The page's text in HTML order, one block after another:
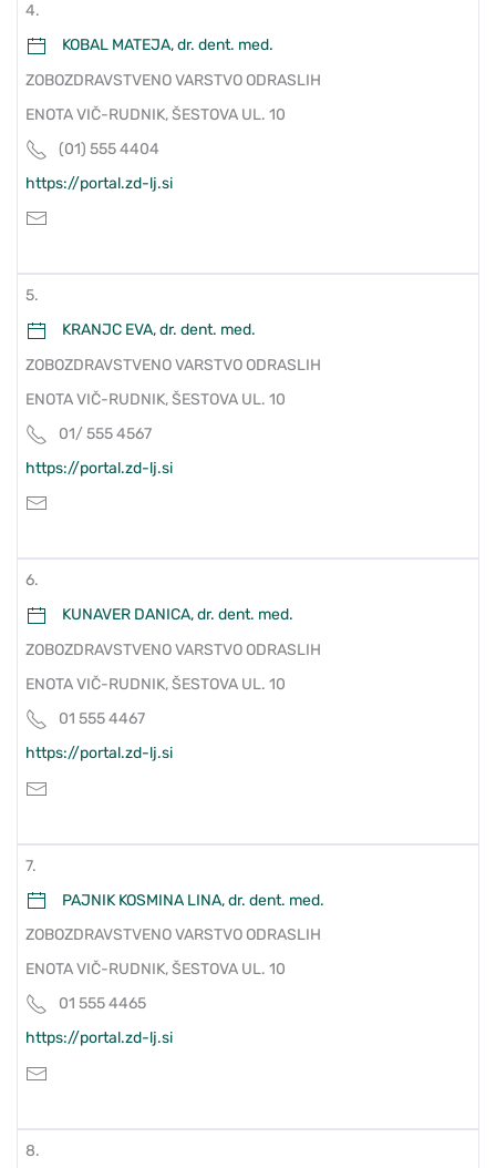
4.
KOBAL MATEJA, dr. dent. med.
ZOBOZDRAVSTVENO VARSTVO ODRASLIH
ENOTA VIČ-RUDNIK, ŠESTOVA UL. 10
(01) 555 4404
https://portal.zd-lj.si
5.
KRANJC EVA, dr. dent. med.
ZOBOZDRAVSTVENO VARSTVO ODRASLIH
ENOTA VIČ-RUDNIK, ŠESTOVA UL. 10
01/ 555 4567
https://portal.zd-lj.si
6.
KUNAVER DANICA, dr. dent. med.
ZOBOZDRAVSTVENO VARSTVO ODRASLIH
ENOTA VIČ-RUDNIK, ŠESTOVA UL. 10
01 555 4467
https://portal.zd-lj.si
7.
PAJNIK KOSMINA LINA, dr. dent. med.
ZOBOZDRAVSTVENO VARSTVO ODRASLIH
ENOTA VIČ-RUDNIK, ŠESTOVA UL. 10
01 555 4465
https://portal.zd-lj.si
8.